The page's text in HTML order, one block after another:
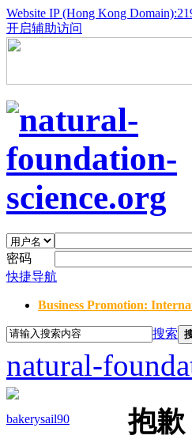
Website IP (Hong Kong
开启辅助访问
密码
快捷导航
Business Promotion:
搜索
natural-
bakerysail90
抱歉